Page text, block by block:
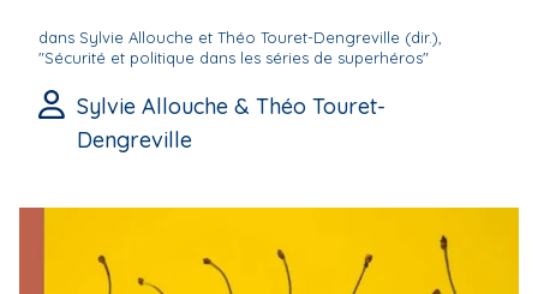
dans Sylvie Allouche et Théo Touret-Dengreville (dir.),
"Sécurité et politique dans les séries de superhéros"
Sylvie Allouche & Théo Touret-
Dengreville